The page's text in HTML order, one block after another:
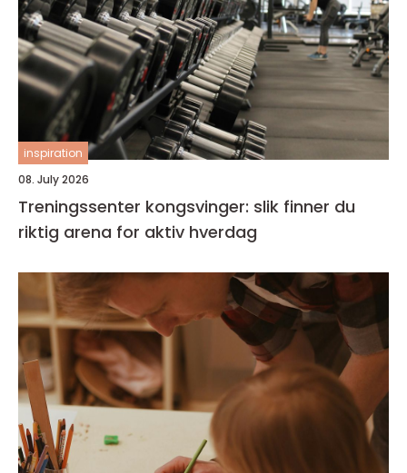
inspiration
08. July 2026
Treningssenter kongsvinger: slik finner du
riktig arena for aktiv hverdag